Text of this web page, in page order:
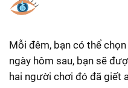
Mỗi đêm, bạn có thể
ngày hôm sau, bạn sẽ
hai người chơi đó đã giết